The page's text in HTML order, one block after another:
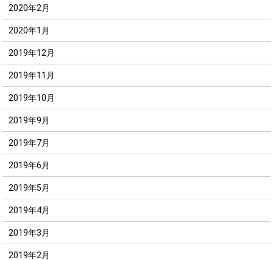
2020年2月
2020年1月
2019年12月
2019年11月
2019年10月
2019年9月
2019年7月
2019年6月
2019年5月
2019年4月
2019年3月
2019年2月